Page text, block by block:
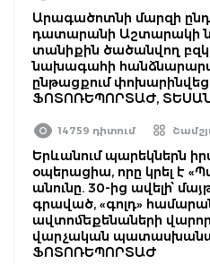
Արագածոտնի մարզի
դատարանի Աշտարակի
տանիքին ծածանվող
նախագահի
ընթացքում փոխարինվեց
ՖՈՏՈՌԵՊՈՐՏԱԺ,
14759 դիտում
Երևանում պարեկներն
օպերացիա, որը կրել է
անունը. 30-ից ավելի՝
գրաված, «գոլդ»
ավտոմեքենաների
վարչական
ՖՈՏՈՌԵՊՈՐՏԱԺ